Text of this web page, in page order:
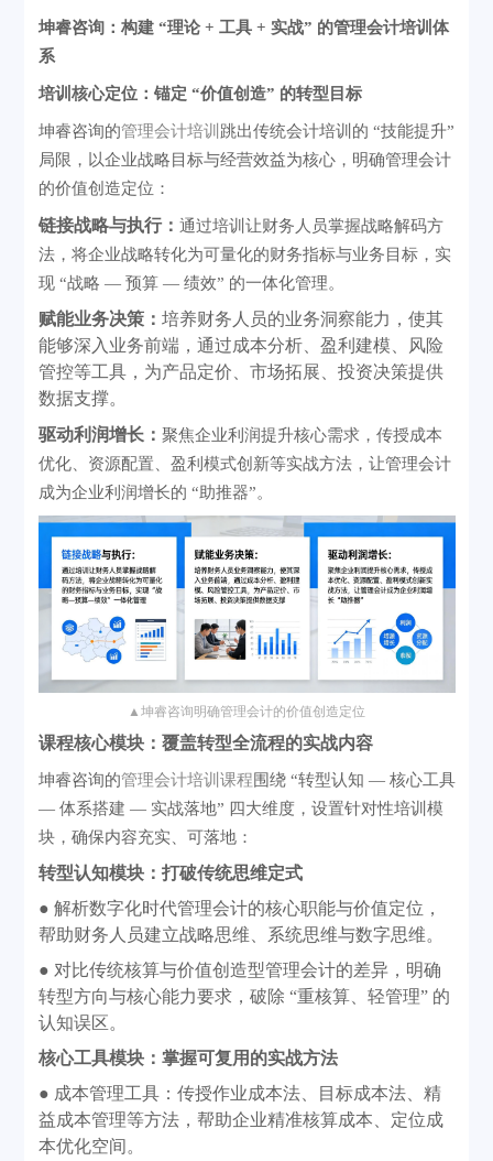
坤睿咨询：构建 “理论 + 工具 + 实战” 的管理会计培训体
系
培训核心定位：锚定 “价值创造” 的转型目标
坤睿咨询的管理会计培训 跳出传统会计培训的 “技能提升”
局限，以企业战略目标与经营效益为核心，明确管理会计
的价值创造定位：
链接战略与执行： 通过培训让财务人员掌握战略解码方
法，将企业战略转化为可量化的财务指标与业务目标，实
现 “战略 — 预算 — 绩效” 的一体化管理。
赋能业务决策： 培养财务人员的业务洞察能力，使其
能够深入业务前端，通过成本分析、盈利建模、风险
管控等工具，为产品定价、市场拓展、投资决策提供
数据支撑。
驱动利润增长： 聚焦企业利润提升核心需求，传授成本
优化、资源配置、盈利模式创新等实战方法，让管理会计
成为企业利润增长的 “助推器”。
▲ 坤睿咨询明确管理会计的价值创造定位
课程核心模块：覆盖转型全流程的实战内容
坤睿咨询的管理会计培训课程围绕 “转型认知 — 核心工具
— 体系搭建 — 实战落地” 四大维度，设置针对性培训模
块，确保内容充实、可落地：
转型认知模块：打破传统思维定式
● 解析数字化时代管理会计的核心职能与价值定位，
帮助财务人员建立战略思维、系统思维与数字思维。
● 对比传统核算与价值创造型管理会计的差异，明确
转型方向与核心能力要求，破除 “重核算、轻管理” 的
认知误区。
核心工具模块：掌握可复用的实战方法
● 成本管理工具：传授作业成本法、目标成本法、精
益成本管理等方法，帮助企业精准核算成本、定位成
本优化空间。